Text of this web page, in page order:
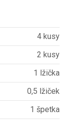
4 kusy
2 kusy
1 lžička
0,5 lžiček
1 špetka